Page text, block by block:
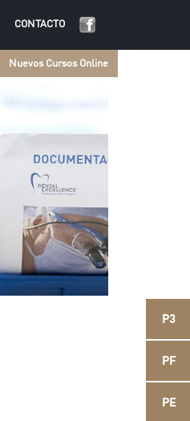
P3
PF
PE
CONTACTO
Nuevos Cursos Online